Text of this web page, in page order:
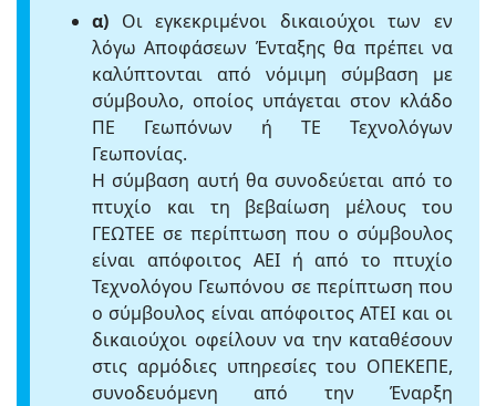
α) Οι εγκεκριμένοι δικαιούχοι των εν
λόγω Αποφάσεων Ένταξης θα πρέπει να
καλύπτονται από νόμιμη σύμβαση με
σύμβουλο, οποίος υπάγεται στον κλάδο
ΠΕ Γεωπόνων ή ΤΕ Τεχνολόγων
Γεωπονίας.
Η σύμβαση αυτή θα συνοδεύεται από το
πτυχίο και τη βεβαίωση μέλους του
ΓΕΩΤΕΕ σε περίπτωση που ο σύμβουλος
είναι απόφοιτος ΑΕΙ ή από το πτυχίο
Τεχνολόγου Γεωπόνου σε περίπτωση που
ο σύμβουλος είναι απόφοιτος ΑΤΕΙ και οι
δικαιούχοι οφείλουν να την καταθέσουν
στις αρμόδιες υπηρεσίες του ΟΠΕΚΕΠΕ,
συνοδευόμενη από την Έναρξη